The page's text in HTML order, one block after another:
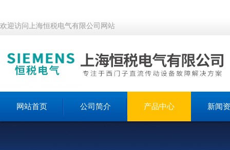
欢迎访问上海恒税电气有限公司网站
网站首页 公司简介 产品中心 新闻